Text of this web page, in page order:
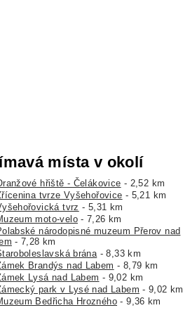
místa v okolí
hřiště - Čelákovice - 2,52 km
tvrze Vyšehořovice - 5,21 km
tvrz - 5,31 km
moto-velo- 7,26 km
národopisné muzeum Přerov nad
- 7,28 km
brána- 8,33 km
Brandýs nad Labem - 8,79 km
Lysá nad Labem - 9,02 km
park v Lysé nad Labem - 9,02 km
Bedřicha Hrozného - 9,36 km